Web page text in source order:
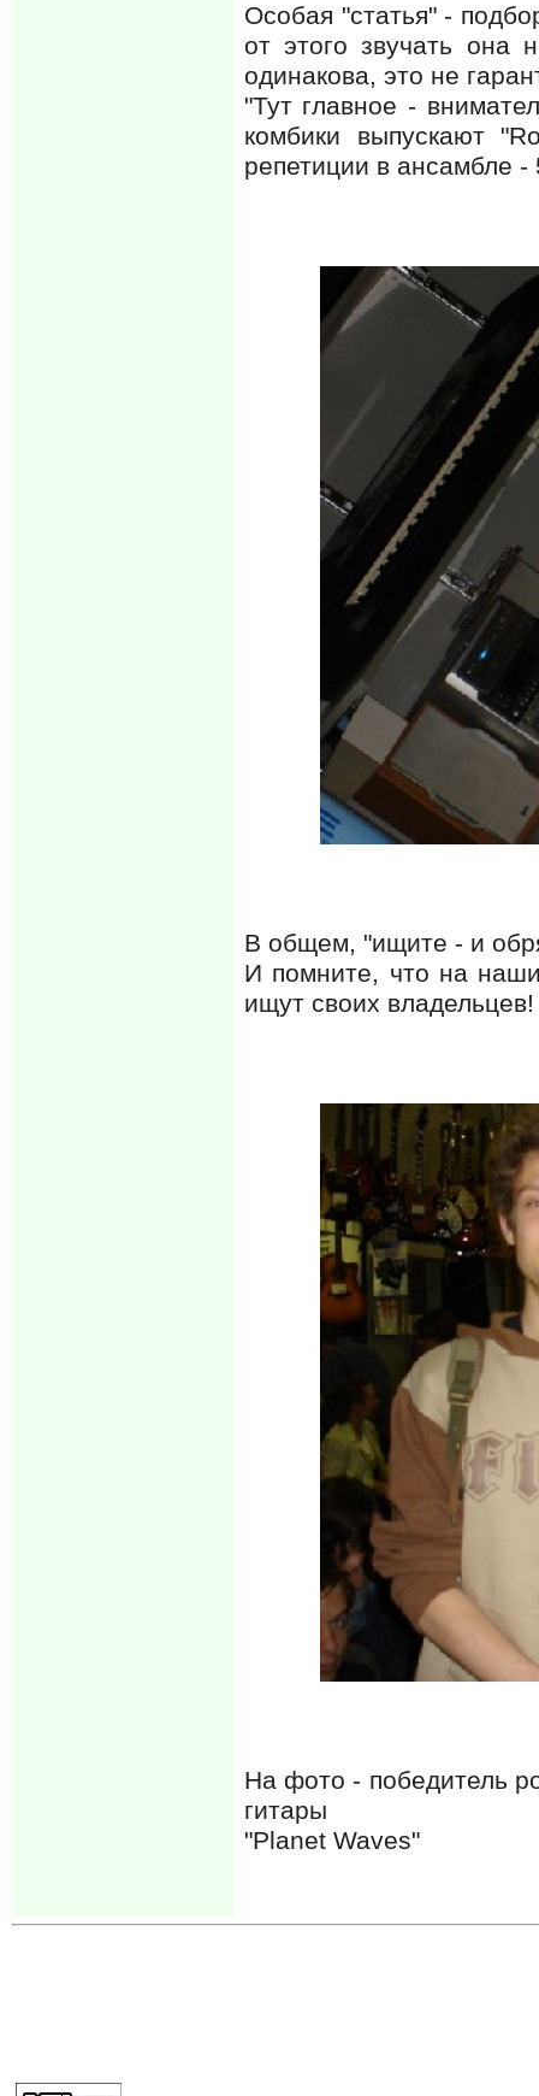
Особая "статья" -
от этого звучать она
одинакова, это не
"Тут главное -
комбики выпускают
репетиции в ансамбле
В общем, "ищите - и
И помните, что на
ищут своих владельцев!
На фото - победитель
гитары
"Planet Waves"